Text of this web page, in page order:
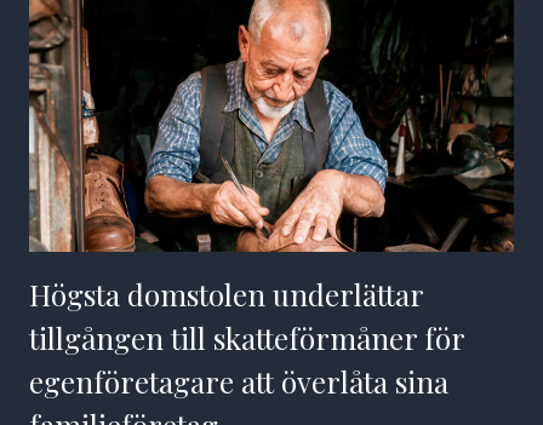
Högsta domstolen underlättar
tillgången till skatteförmåner för
egenföretagare att överlåta sina